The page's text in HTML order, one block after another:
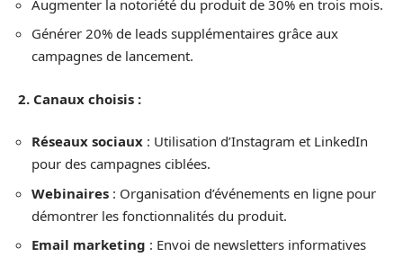
Augmenter la notoriété du produit de 30% en trois mois.
Générer 20% de leads supplémentaires grâce aux
campagnes de lancement.
2. Canaux choisis :
Réseaux sociaux : Utilisation d’Instagram et LinkedIn
pour des campagnes ciblées.
Webinaires : Organisation d’événements en ligne pour
démontrer les fonctionnalités du produit.
Email marketing : Envoi de newsletters informatives